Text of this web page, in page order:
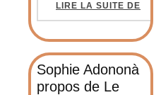
LIRE LA SUITE DE
Sophie Adononà
propos de Le